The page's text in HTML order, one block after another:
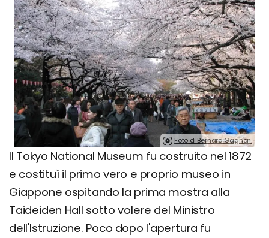
Foto di Bernard Gagnon.
Il Tokyo National Museum fu costruito nel 1872
e costituì il primo vero e proprio museo in
Giappone ospitando la prima mostra alla
Taideiden Hall sotto volere del Ministro
dell'Istruzione. Poco dopo l'apertura fu